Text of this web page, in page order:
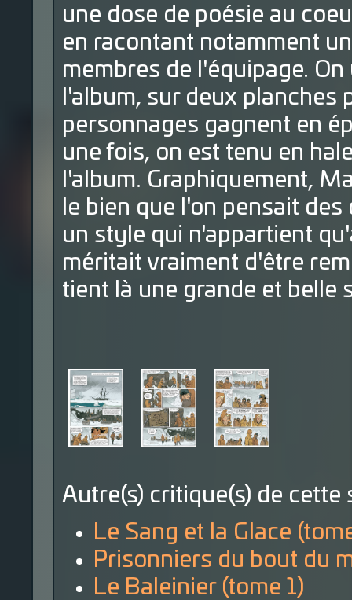
une dose de poésie au
en racontant notamment
membres de l'équipage.
l'album, sur deux
personnages gagnent en
une fois, on est tenu en
l'album. Graphiquement,
le bien que l'on pensait
un style qui n'appartient
méritait vraiment d'être
tient là une grande et belle
Autre(s) critique(s) de cette
Le Sang et la Glace
Prisonniers du bout du
Le Baleinier (tome 1)